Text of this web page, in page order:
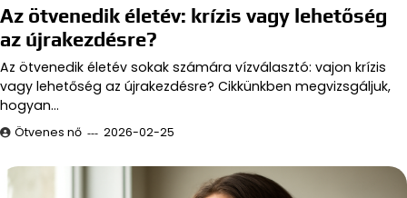
Az ötvenedik életév: krízis vagy lehetőség
az újrakezdésre?
Az ötvenedik életév sokak számára vízválasztó: vajon krízis
vagy lehetőség az újrakezdésre? Cikkünkben megvizsgáljuk,
hogyan…
Ötvenes nő 2026-02-25